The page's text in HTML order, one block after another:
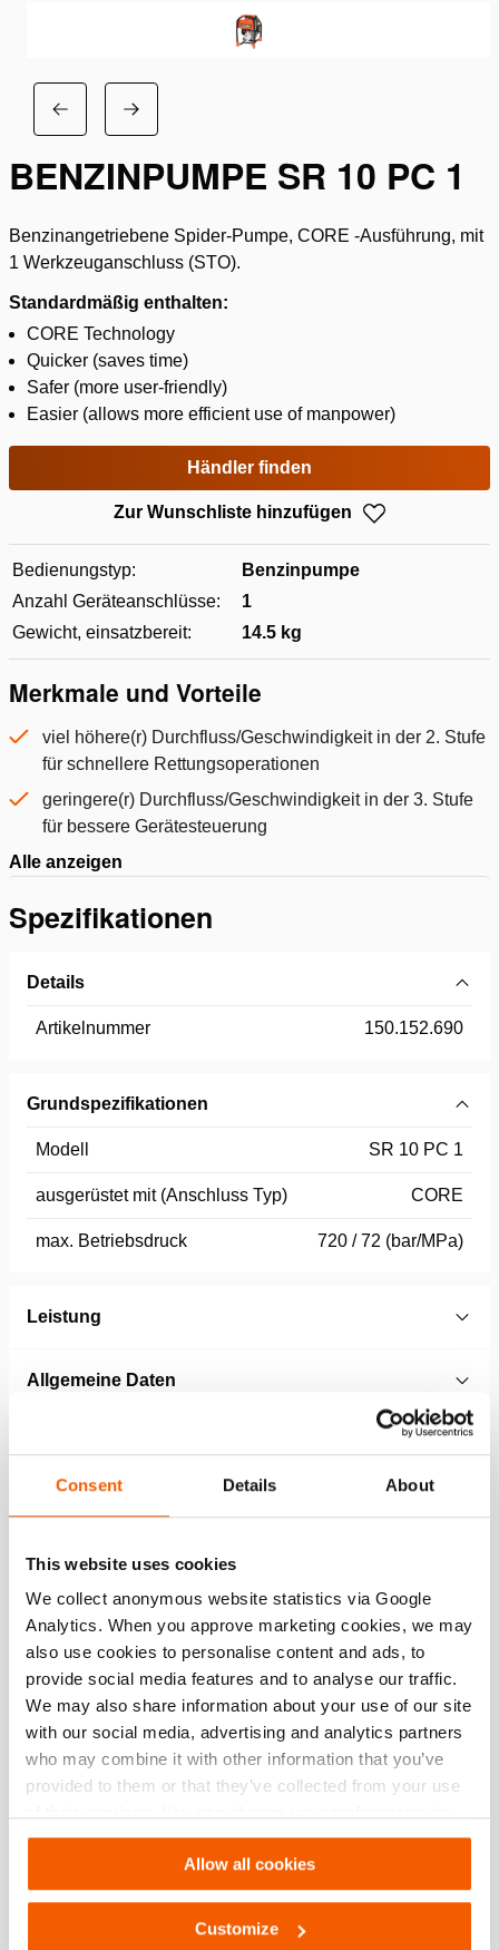
Consent Details About
This website uses cookies
We collect anonymous website statistics via Google
Analytics. When you approve marketing cookies, we may
also use cookies to personalise content and ads, to
provide social media features and to analyse our traffic.
We may also share information about your use of our site
with our social media, advertising and analytics partners
who may combine it with other information that you’ve
provided to them or that they’ve collected from your use
Settings. See ourcookiestatement.
Allow all cookies
Customize
BENZINPUMPE SR 10 PC 1
Benzinangetriebene Spider-Pumpe, CORE -Ausführung, mit
1 Werkzeuganschluss (STO).
Standardmäßig enthalten:
CORE Technology
Quicker (saves time)
Safer (more user-friendly)
Easier (allows more efficient use of manpower)
Händler finden
Zur Wunschliste hinzufügen
Bedienungstyp:
Benzinpumpe
Anzahl Geräteanschlüsse:
1
Gewicht, einsatzbereit:
14.5 kg
Merkmale und Vorteile
viel höhere(r) Durchfluss/Geschwindigkeit in der 2. Stufe
für schnellere Rettungsoperationen
geringere(r) Durchfluss/Geschwindigkeit in der 3. Stufe
für bessere Gerätesteuerung
Alle anzeigen
Spezifikationen
Details
Artikelnummer 150.152.690
Grundspezifikationen
Modell SR 10 PC 1
ausgerüstet mit (Anschluss Typ) CORE
max. Betriebsdruck 720 / 72 (bar/MPa)
Leistung
Allgemeine Daten
Technical Drawing
Technical Drawing Of Petrol Pump SR
10 PC 1
JPG511.1 KB
Herunterladen
3-Stufen-Pumpentechnologie
viel höhere(r) Durchfluss/Geschwindigkeit in der 2. Stufe